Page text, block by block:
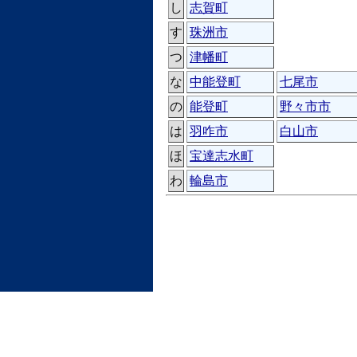
し 志賀町
す 珠洲市
つ 津幡町
な 中能登町
七尾市
の 能登町
野々市市
は 羽咋市
白山市
ほ 宝達志水町
わ 輪島市